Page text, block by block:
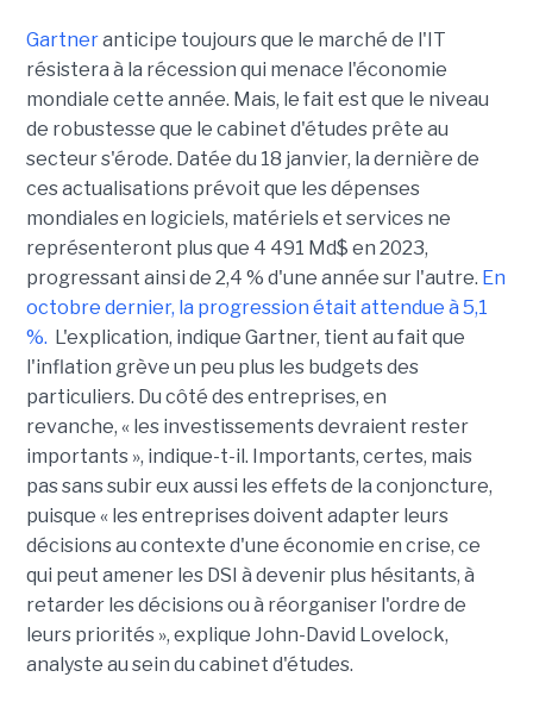
Gartneranticipe toujours que le marché de l'IT
résistera à la récession qui menace l'économie
mondiale cette année. Mais, le fait est que le niveau
de robustesse que le cabinet d'études prête au
secteur s'érode. Datée du 18 janvier, la dernière de
ces actualisations prévoit que les dépenses
mondiales en logiciels, matériels et services ne
représenteront plus que 4 491 Md$ en 2023,
progressant ainsi de 2,4 % d'une année sur l'autre. En
octobre dernier, la progression était attendue à 5,1
%. L'explication, indique Gartner, tient au fait que
l'inflation grève un peu plus les budgets des
particuliers. Du côté des entreprises, en
revanche, « les investissements devraient rester
importants », indique-t-il. Importants, certes, mais
pas sans subir eux aussi les effets de la conjoncture,
puisque « les entreprises doivent adapter leurs
décisions au contexte d'une économie en crise, ce
qui peut amener les DSI à devenir plus hésitants, à
retarder les décisions ou à réorganiser l'ordre de
leurs priorités », explique John-David Lovelock,
analyste au sein du cabinet d'études.